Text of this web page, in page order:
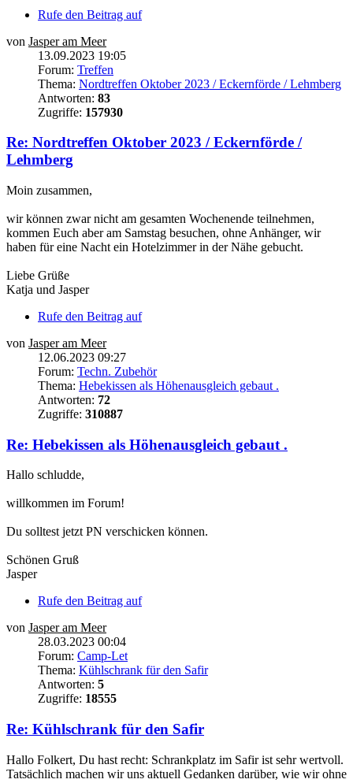
Rufe den Beitrag auf
von Jasper am Meer
13.09.2023 19:05
Forum: Treffen
Thema: Nordtreffen Oktober 2023 / Eckernförde / Lehmberg
Antworten: 83
Zugriffe: 157930
Re: Nordtreffen Oktober 2023 / Eckernförde /
Lehmberg
Moin zusammen,
wir können zwar nicht am gesamten Wochenende teilnehmen,
kommen Euch aber am Samstag besuchen, ohne Anhänger, wir
haben für eine Nacht ein Hotelzimmer in der Nähe gebucht.
Liebe Grüße
Katja und Jasper
Rufe den Beitrag auf
von Jasper am Meer
12.06.2023 09:27
Forum: Techn. Zubehör
Thema: Hebekissen als Höhenausgleich gebaut .
Antworten: 72
Zugriffe: 310887
Re: Hebekissen als Höhenausgleich gebaut .
Hallo schludde,
willkommen im Forum!
Du solltest jetzt PN verschicken können.
Schönen Gruß
Jasper
Rufe den Beitrag auf
von Jasper am Meer
28.03.2023 00:04
Forum: Camp-Let
Thema: Kühlschrank für den Safir
Antworten: 5
Zugriffe: 18555
Re: Kühlschrank für den Safir
Hallo Folkert, Du hast recht: Schrankplatz im Safir ist sehr wertvoll.
Tatsächlich machen wir uns aktuell Gedanken darüber, wie wir ohne